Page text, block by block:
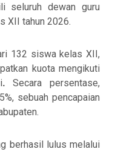
seluruh dewan guru
XII tahun 2026.
132 siswa kelas XII,
kuota mengikuti
. Secara persentase,
, sebuah pencapaian
berhasil lulus melalui